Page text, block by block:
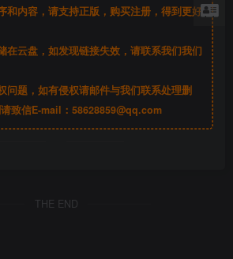
和内容，请支持正版，购买注册，得到更好
在云盘，如发现链接失效，请联系我们我们
问题，如有侵权请邮件与我们联系处理删
致信E-mail： 58628859@qq.com
THE END